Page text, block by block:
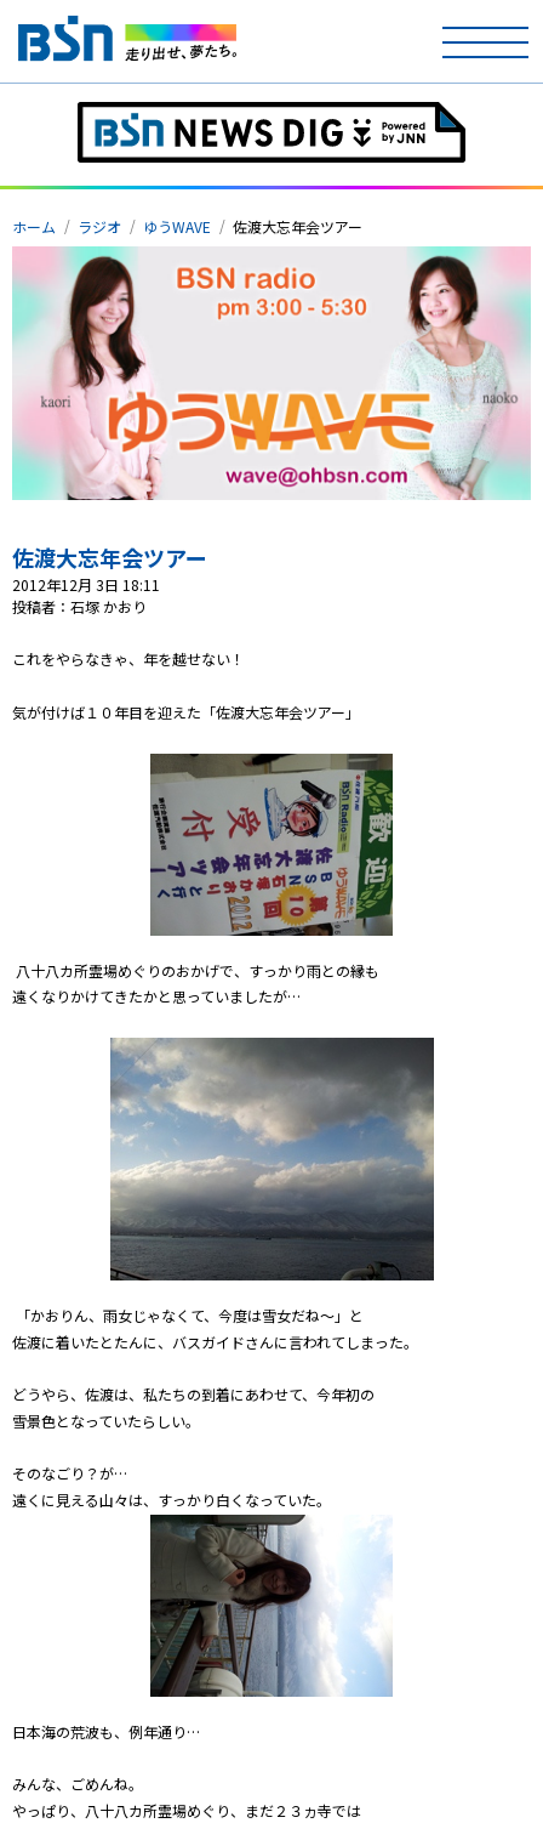
ホーム
テレビ
ラジオ
アナウンサー
イベント
ニュース
天気
プレゼント
コンテンツ・アプリ
キッズ ケンジュ
Well-being 防災・減災
ショッピング
会社概要・ビジョン
お問い合わせ
ホーム ラジオ ゆうWAVE 佐渡大忘年会ツアー
佐渡大忘年会ツアー
2012年12月 3日 18:11
投稿者：石塚 かおり
これをやらなきゃ、年を越せない！
気が付けば１０年目を迎えた「佐渡大忘年会ツアー」
八十八カ所霊場めぐりのおかげで、すっかり雨との縁も
遠くなりかけてきたかと思っていましたが…
「かおりん、雨女じゃなくて、今度は雪女だね～」と
佐渡に着いたとたんに、バスガイドさんに言われてしまった。
どうやら、佐渡は、私たちの到着にあわせて、今年初の
雪景色となっていたらしい。
そのなごり？が…
遠くに見える山々は、すっかり白くなっていた。
日本海の荒波も、例年通り…
みんな、ごめんね。
やっぱり、八十八カ所霊場めぐり、まだ２３ヵ寺では